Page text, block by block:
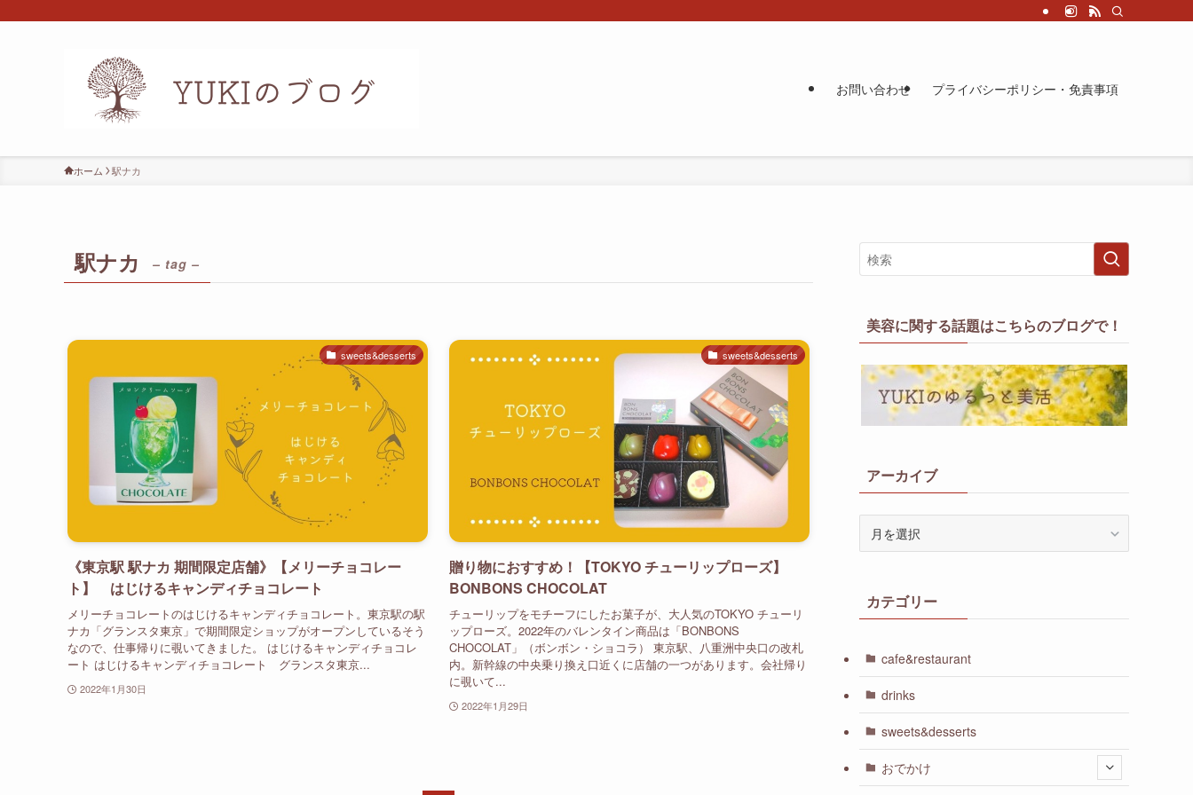
お問い合わせ プライバシーポリシー・免責事項
ホーム 駅ナカ
駅ナカ – tag –
sweets&desserts
《東京駅 駅ナカ 期間限定店舗》【メリーチョコレー
ト】 はじけるキャンディチョコレート
メリーチョコレートのはじけるキャンディチョコレート。東京駅の駅
ナカ「グランスタ東京」で期間限定ショップがオープンしているそう
なので、仕事帰りに覗いてきました。 はじけるキャンディチョコレ
ート はじけるキャンディチョコレート グランスタ東京...
2022年1月30日
sweets&desserts
贈り物におすすめ！【TOKYO チューリップローズ】
BONBONS CHOCOLAT
チューリップをモチーフにしたお菓子が、大人気のTOKYO チューリ
ップローズ。2022年のバレンタイン商品は「BONBONS
CHOCOLAT」（ボンボン・ショコラ） 東京駅、八重洲中央口の改札
内。新幹線の中央乗り換え口近くに店舗の一つがあります。会社帰り
に覗いて...
2022年1月29日
美容に関する話題はこちらのブログで！
アーカイブ
ブカテゴリー
cafe&restaurant
drinks
sweets&desserts
おでかけ